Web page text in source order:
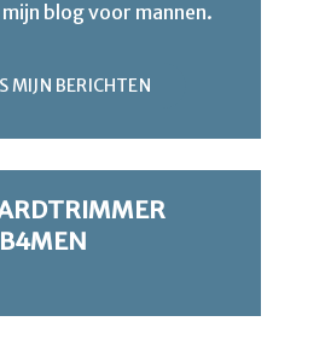
blog voor mannen.
MIJN BERICHTEN